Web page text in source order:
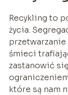
Recykling to
życia.
śmieci
zastanowić
które są nam